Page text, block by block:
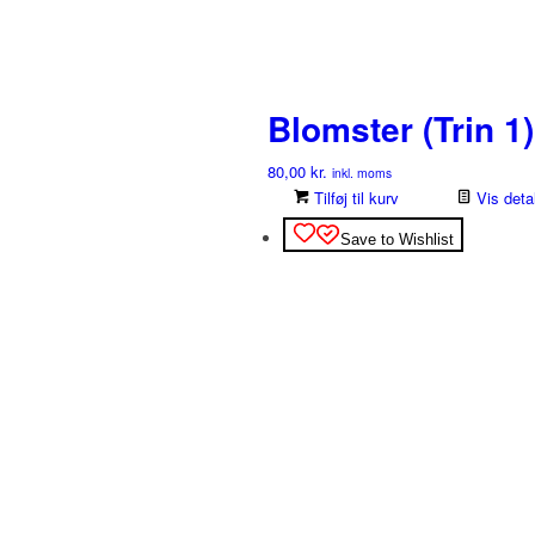
Blomster (Trin 1)
80,00 kr. inkl. moms
Tilføj til kurv Vis
Save to Wishlist